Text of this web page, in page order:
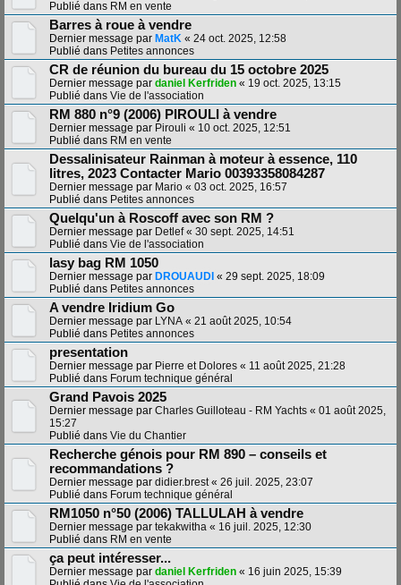
Publié dans RM en vente
Barres à roue à vendre
Dernier message par MatK « 24 oct. 2025, 12:58
Publié dans Petites annonces
CR de réunion du bureau du 15 octobre 2025
Dernier message par daniel Kerfriden « 19 oct. 2025, 13:15
Publié dans Vie de l'association
RM 880 n°9 (2006) PIROULI à vendre
Dernier message par Pirouli « 10 oct. 2025, 12:51
Publié dans RM en vente
Dessalinisateur Rainman à moteur à essence, 110
litres, 2023 Contacter Mario 00393358084287
Dernier message par Mario « 03 oct. 2025, 16:57
Publié dans Petites annonces
Quelqu'un à Roscoff avec son RM ?
Dernier message par Detlef« 30 sept. 2025, 14:51
Publié dans Vie de l'association
lasy bag RM 1050
Dernier message par DROUAUDI « 29 sept. 2025, 18:09
Publié dans Petites annonces
A vendre Iridium Go
Dernier message par LYNA « 21 août 2025, 10:54
Publié dans Petites annonces
presentation
Dernier message par Pierre et Dolores « 11 août 2025, 21:28
Publié dans Forum technique général
Grand Pavois 2025
Dernier message par Charles Guilloteau - RM Yachts « 01 août 2025,
15:27
Publié dans Vie du Chantier
Recherche génois pour RM 890 – conseils et
recommandations ?
Dernier message par didier.brest« 26 juil. 2025, 23:07
Publié dans Forum technique général
RM1050 n°50 (2006) TALLULAH à vendre
Dernier message par tekakwitha « 16 juil. 2025, 12:30
Publié dans RM en vente
ça peut intéresser...
Dernier message par daniel Kerfriden « 16 juin 2025, 15:39